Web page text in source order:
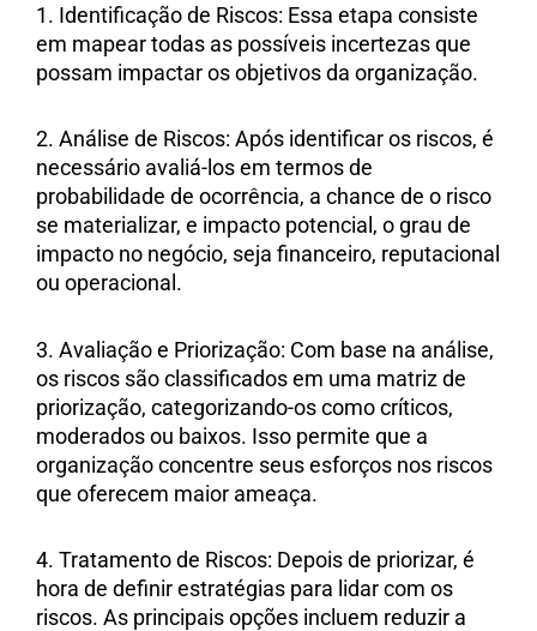
1. Identificação de Riscos: Essa etapa consiste
em mapear todas as possíveis incertezas que
possam impactar os objetivos da organização.
2. Análise de Riscos: Após identificar os riscos, é
necessário avaliá-los em termos de
probabilidade de ocorrência, a chance de o risco
se materializar, e impacto potencial, o grau de
impacto no negócio, seja financeiro, reputacional
ou operacional.
3. Avaliação e Priorização: Com base na análise,
os riscos são classificados em uma matriz de
priorização, categorizando-os como críticos,
moderados ou baixos. Isso permite que a
organização concentre seus esforços nos riscos
que oferecem maior ameaça.
4. Tratamento de Riscos: Depois de priorizar, é
hora de definir estratégias para lidar com os
riscos. As principais opções incluem reduzir a